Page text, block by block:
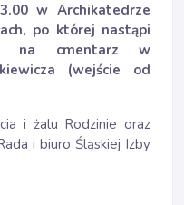
w Archikatedrze
po której nastąpi
na cmentarz w
(wejście od
i żalu Rodzinie oraz
i biuro Śląskiej Izby